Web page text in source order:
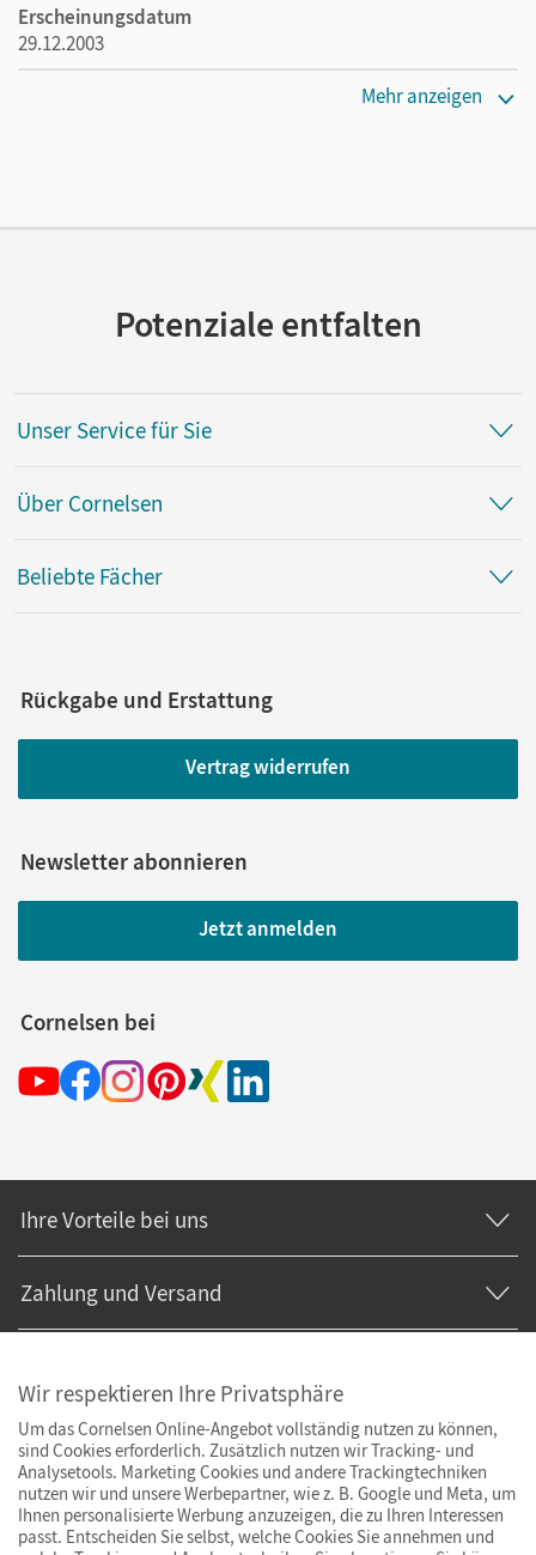
Erscheinungsdatum
29.12.2003
Mehr anzeigen
Potenziale entfalten
Unser Service für Sie
Über Cornelsen
Beliebte Fächer
Rückgabe und Erstattung
Vertrag widerrufen
Newsletter abonnieren
Jetzt anmelden
Cornelsen bei
Ihre Vorteile bei uns
Zahlung und Versand
Wir respektieren Ihre Privatsphäre
Um das Cornelsen Online-Angebot vollständig nutzen zu können,
sind Cookies erforderlich. Zusätzlich nutzen wir Tracking- und
Analysetools. Marketing Cookies und andere Trackingtechniken
nutzen wir und unsere Werbepartner, wie z. B. Google und Meta, um
Ihnen personalisierte Werbung anzuzeigen, die zu Ihren Interessen
passt. Entscheiden Sie selbst, welche Cookies Sie annehmen und